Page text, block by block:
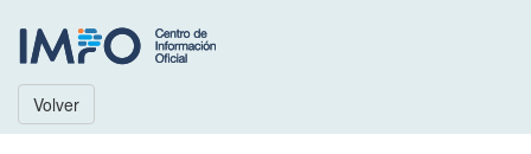
Volver